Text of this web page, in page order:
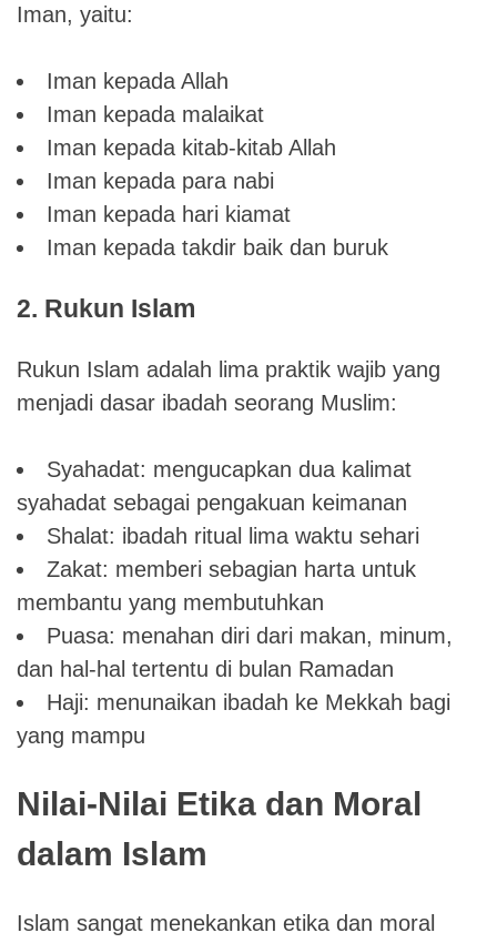
Iman, yaitu:
Iman kepada Allah
Iman kepada malaikat
Iman kepada kitab-kitab Allah
Iman kepada para nabi
Iman kepada hari kiamat
Iman kepada takdir baik dan buruk
2. Rukun Islam
Rukun Islam adalah lima praktik wajib yang
menjadi dasar ibadah seorang Muslim:
Syahadat: mengucapkan dua kalimat
syahadat sebagai pengakuan keimanan
Shalat: ibadah ritual lima waktu sehari
Zakat: memberi sebagian harta untuk
membantu yang membutuhkan
Puasa: menahan diri dari makan, minum,
dan hal-hal tertentu di bulan Ramadan
Haji: menunaikan ibadah ke Mekkah bagi
yang mampu
Nilai-Nilai Etika dan Moral
dalam Islam
Islam sangat menekankan etika dan moral